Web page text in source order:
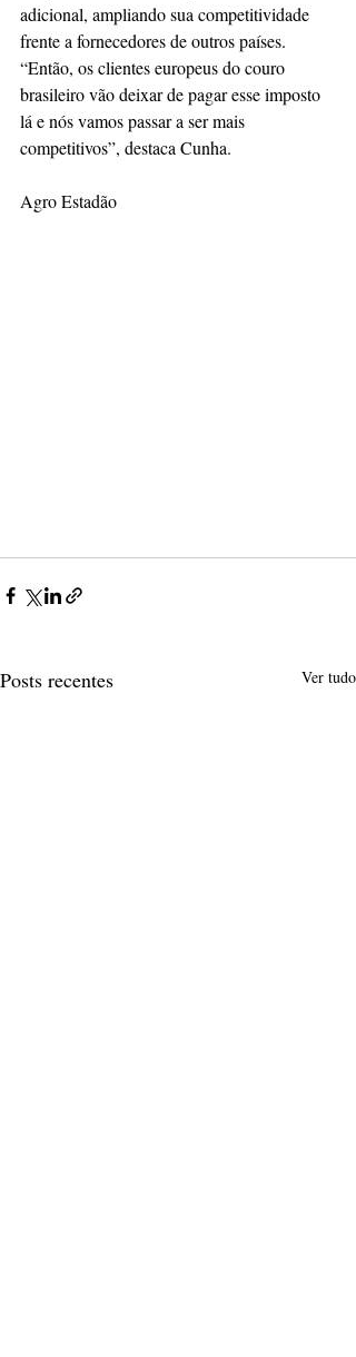
adicional, ampliando sua competitividade
frente a fornecedores de outros países.
“Então, os clientes europeus do couro
brasileiro vão deixar de pagar esse imposto
lá e nós vamos passar a ser mais
competitivos”, destaca Cunha.
Agro Estadão
Posts recentes Ver tudo